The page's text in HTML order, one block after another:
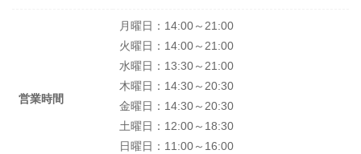
営業時間
月曜日：14:00～21:00
火曜日：14:00～21:00
水曜日：13:30～21:00
木曜日：14:30～20:30
金曜日：14:30～20:30
土曜日：12:00～18:30
日曜日：11:00～16:00